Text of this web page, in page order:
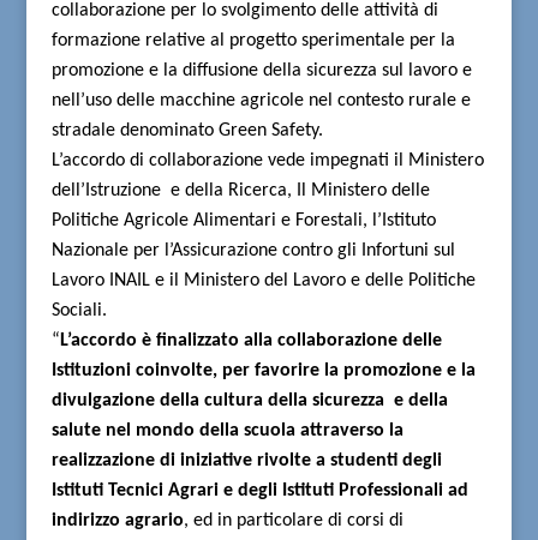
collaborazione per lo svolgimento delle attività di
formazione relative al progetto sperimentale per la
promozione e la diffusione della sicurezza sul lavoro e
nell’uso delle macchine agricole nel contesto rurale e
stradale denominato Green Safety.
L’accordo di collaborazione vede impegnati il Ministero
dell’Istruzione e della Ricerca, Il Ministero delle
Politiche Agricole Alimentari e Forestali, l’Istituto
Nazionale per l’Assicurazione contro gli Infortuni sul
Lavoro INAIL e il Ministero del Lavoro e delle Politiche
Sociali.
“ L’accordo è finalizzato alla collaborazione delle
Istituzioni coinvolte, per favorire la promozione e la
divulgazione della cultura della sicurezza e della
salute nel mondo della scuola attraverso la
realizzazione di iniziative rivolte a studenti degli
Istituti Tecnici Agrari e degli Istituti Professionali ad
indirizzo agrario, ed in particolare di corsi di